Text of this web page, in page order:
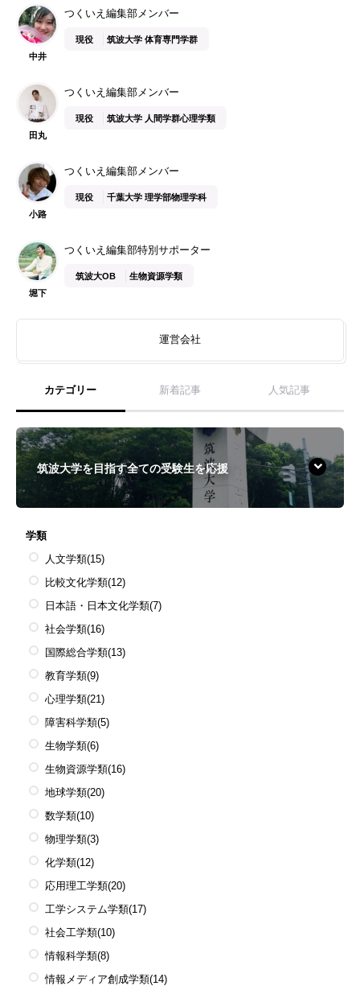
中井
つくいえ編集部メンバー
現役 筑波大学 体育専門学群
田丸
つくいえ編集部メンバー
現役 筑波大学 人間学群心理学類
小路
つくいえ編集部メンバー
現役 千葉大学 理学部物理学科
堀下
つくいえ編集部特別サポーター
筑波大OB 生物資源学類
運営会社
カテゴリー 新着記事 人気記事
筑波大学を目指す全ての受験生を応援
学類
人文学類(15)
比較文化学類(12)
日本語・日本文化学類(7)
社会学類(16)
国際総合学類(13)
教育学類(9)
心理学類(21)
障害科学類(5)
生物学類(6)
生物資源学類(16)
地球学類(20)
数学類(10)
物理学類(3)
化学類(12)
応用理工学類(20)
工学システム学類(17)
社会工学類(10)
情報科学類(8)
情報メディア創成学類(14)